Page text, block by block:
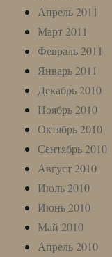
Апрель 2011
Март 2011
Февраль 2011
Январь 2011
Декабрь 2010
Ноябрь 2010
Октябрь 2010
Сентябрь 2010
Август 2010
Июль 2010
Июнь 2010
Май 2010
Апрель 2010